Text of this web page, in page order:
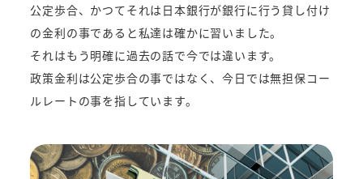
公定歩合、かつてそれは日本銀行が銀行に行う貸し付け
の金利の事であると私達は確かに習いました。
それはもう明確に過去の話で今では違います。
政策金利は公定歩合の事ではなく、今日では無担保コー
ルレートの事を指しています。